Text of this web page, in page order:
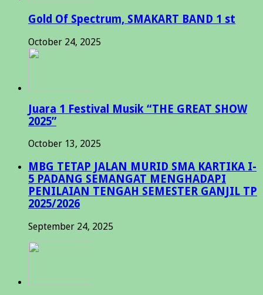
Gold Of Spectrum, SMAKART BAND 1 st
October 24, 2025
Juara 1 Festival Musik “THE GREAT SHOW
2025”
October 13, 2025
MBG TETAP JALAN MURID SMA KARTIKA I-
5 PADANG SEMANGAT MENGHADAPI
PENILAIAN TENGAH SEMESTER GANJIL TP
2025/2026
September 24, 2025